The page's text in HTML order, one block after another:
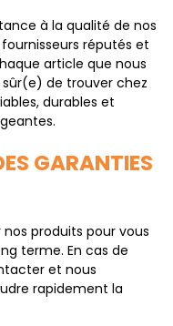
à la qualité de nos
réputés et
article que nous
de trouver chez
durables et
GARANTIES
produits pour vous
terme. En cas de
et nous
rapidement la